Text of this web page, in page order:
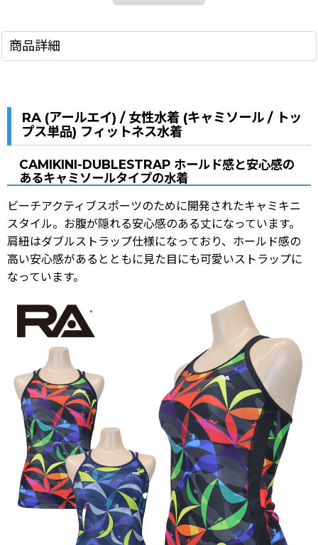
商品詳細
RA (アールエイ) / 女性水着 (キャミソール / トッ
プス単品) フィットネス水着
CAMIKINI-DUBLESTRAP ホールド感と安心感の
あるキャミソールタイプの水着
ビーチアクティブスポーツのために開発されたキャミキニ
スタイル。お腹が隠れる安心感のある丈になっています。
肩紐はダブルストラップ仕様になっており、ホールド感の
高い安心感があるとともに見た目にも可愛いストラップに
なっています。